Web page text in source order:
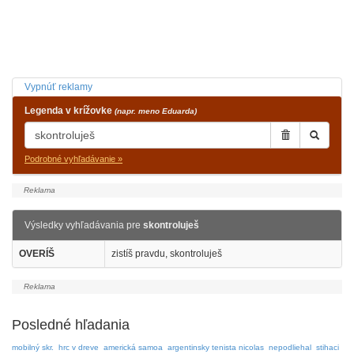
Vypnúť reklamy
Legenda v krížovke (napr. meno Eduarda)
Podrobné vyhľadávanie »
Výsledky vyhľadávania pre skontroluješ
OVERÍŠ zistíš pravdu, skontroluješ
Posledné hľadania
mobilný skr. hrc v dreve americká samoa argentinsky tenista nicolas nepodliehal stihaci